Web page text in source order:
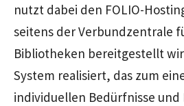
nutzt dabei den FOLIO-
seitens der Verbundzentrale
Bibliotheken bereitgestellt
System realisiert, das zum
individuellen Bedürfnisse